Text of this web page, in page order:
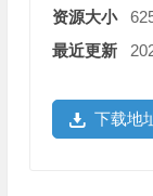
资源大小
最近更新
下载地